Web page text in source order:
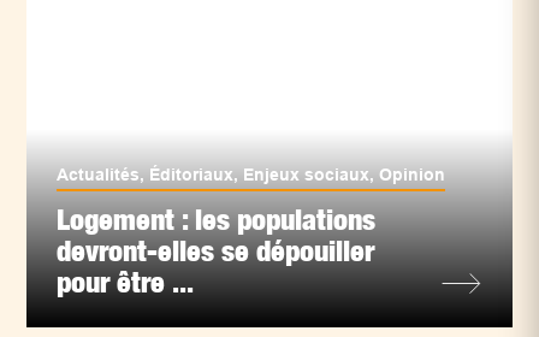
Actualités, Éditoriaux, Enjeux sociaux,Opinion
Logement : les populations
devront-elles se dépouiller
pour être ...